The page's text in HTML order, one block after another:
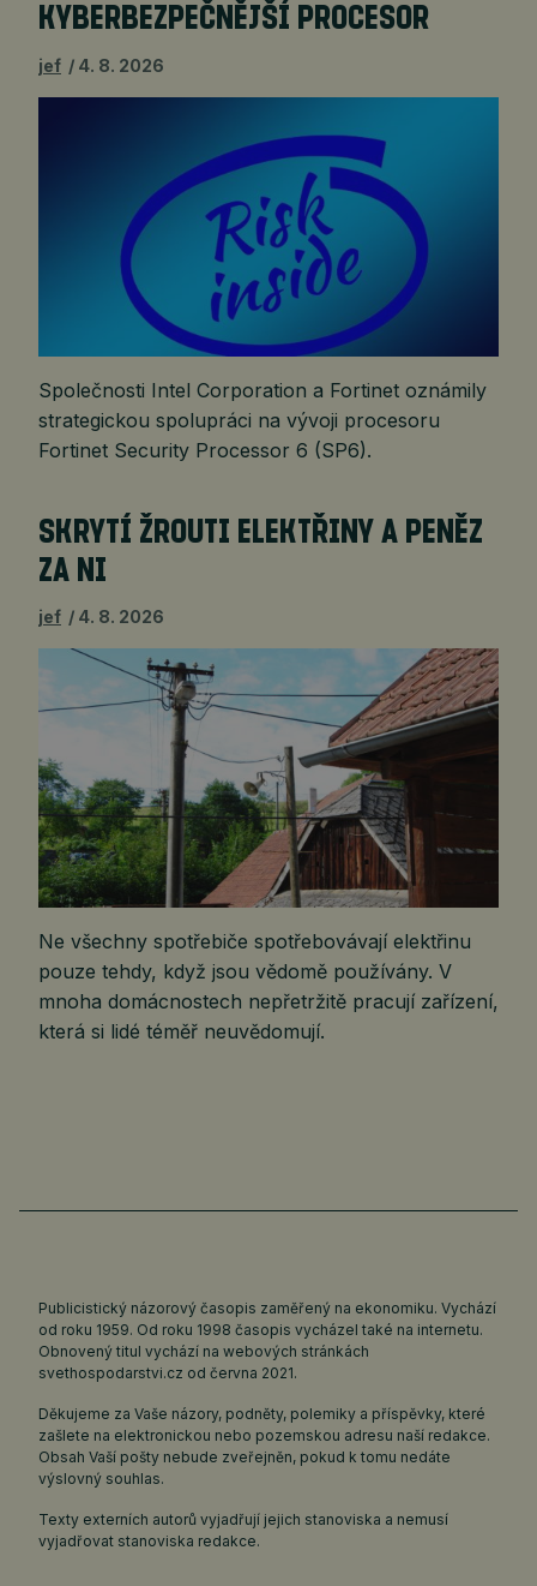
KYBERBEZPEČNĚJŠÍ PROCESOR
jef 4. 8. 2026
Společnosti Intel Corporation a Fortinet oznámily
strategickou spolupráci na vývoji procesoru
Fortinet Security Processor 6 (SP6).
SKRYTÍ ŽROUTI ELEKTŘINY A PENĚZ
ZA NI
jef 4. 8. 2026
Ne všechny spotřebiče spotřebovávají elektřinu
pouze tehdy, když jsou vědomě používány. V
mnoha domácnostech nepřetržitě pracují zařízení,
která si lidé téměř neuvědomují.
Publicistický názorový časopis zaměřený na ekonomiku. Vychází
od roku 1959. Od roku 1998 časopis vycházel také na internetu.
Obnovený titul vychází na webových stránkách
svethospodarstvi.cz od června 2021.
Děkujeme za Vaše názory, podněty, polemiky a příspěvky, které
zašlete na elektronickou nebo pozemskou adresu naší redakce.
Obsah Vaší pošty nebude zveřejněn, pokud k tomu nedáte
výslovný souhlas.
Texty externích autorů vyjadřují jejich stanoviska a nemusí
vyjadřovat stanoviska redakce.